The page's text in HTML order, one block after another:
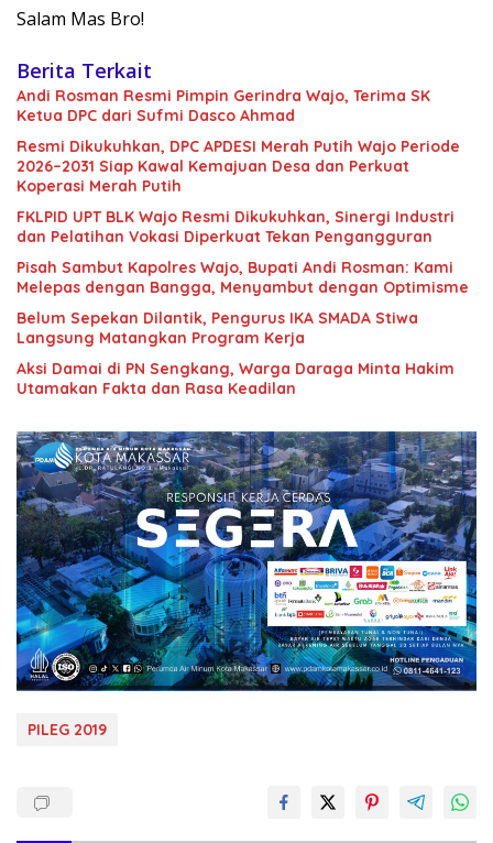
Salam Mas Bro!
Berita Terkait
Andi Rosman Resmi Pimpin Gerindra Wajo, Terima SK
Ketua DPC dari Sufmi Dasco Ahmad
Resmi Dikukuhkan, DPC APDESI Merah Putih Wajo Periode
2026–2031 Siap Kawal Kemajuan Desa dan Perkuat
Koperasi Merah Putih
FKLPID UPT BLK Wajo Resmi Dikukuhkan, Sinergi Industri
dan Pelatihan Vokasi Diperkuat Tekan Pengangguran
Pisah Sambut Kapolres Wajo, Bupati Andi Rosman: Kami
Melepas dengan Bangga, Menyambut dengan Optimisme
Belum Sepekan Dilantik, Pengurus IKA SMADA Stiwa
Langsung Matangkan Program Kerja
Aksi Damai di PN Sengkang, Warga Daraga Minta Hakim
Utamakan Fakta dan Rasa Keadilan
PILEG 2019